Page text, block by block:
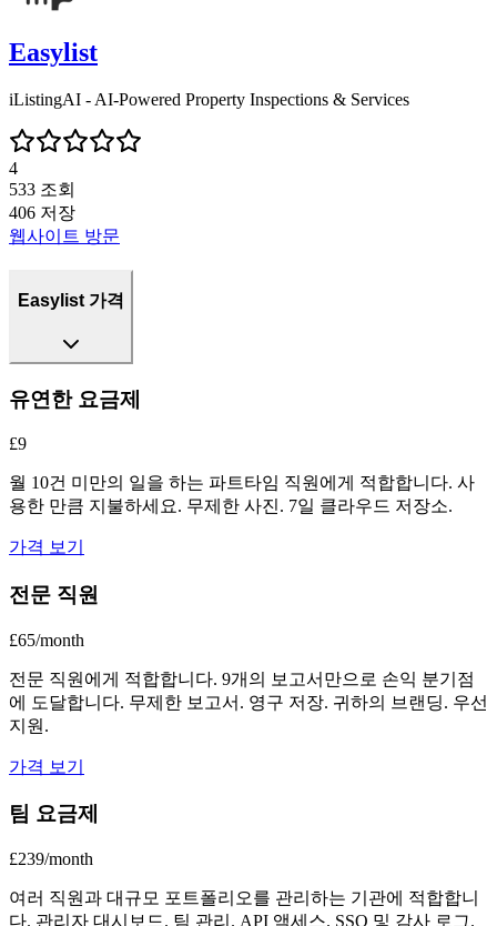
Easylist
iListingAI - AI-Powered Property Inspections & Services
4
533 조회
406 저장
웹사이트 방문
Easylist 가격
유연한 요금제
£9
월 10건 미만의 일을 하는 파트타임 직원에게 적합합니다. 사
용한 만큼 지불하세요. 무제한 사진. 7일 클라우드 저장소.
가격 보기
전문 직원
£65/month
전문 직원에게 적합합니다. 9개의 보고서만으로 손익 분기점
에 도달합니다. 무제한 보고서. 영구 저장. 귀하의 브랜딩. 우선
지원.
가격 보기
팀 요금제
£239/month
여러 직원과 대규모 포트폴리오를 관리하는 기관에 적합합니
다. 관리자 대시보드. 팀 관리. API 액세스. SSO 및 감사 로그.